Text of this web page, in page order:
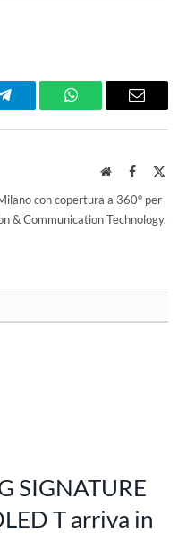
Telegram WhatsAppEmail
WebsiteFacebook
con copertura a 360° per
& Communication Technology.
SIGNATURE
T arriva in